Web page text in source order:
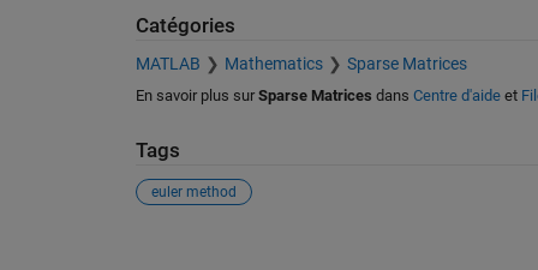
Catégories
MATLAB Mathematics Sparse Matrices
En savoir plus sur Sparse Matrices dans Centre d'aideet
Tags
euler method